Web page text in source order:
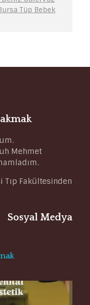
Tüp Bebek
Mehmet
Tıp Fakültesinden
Sosyal Medya